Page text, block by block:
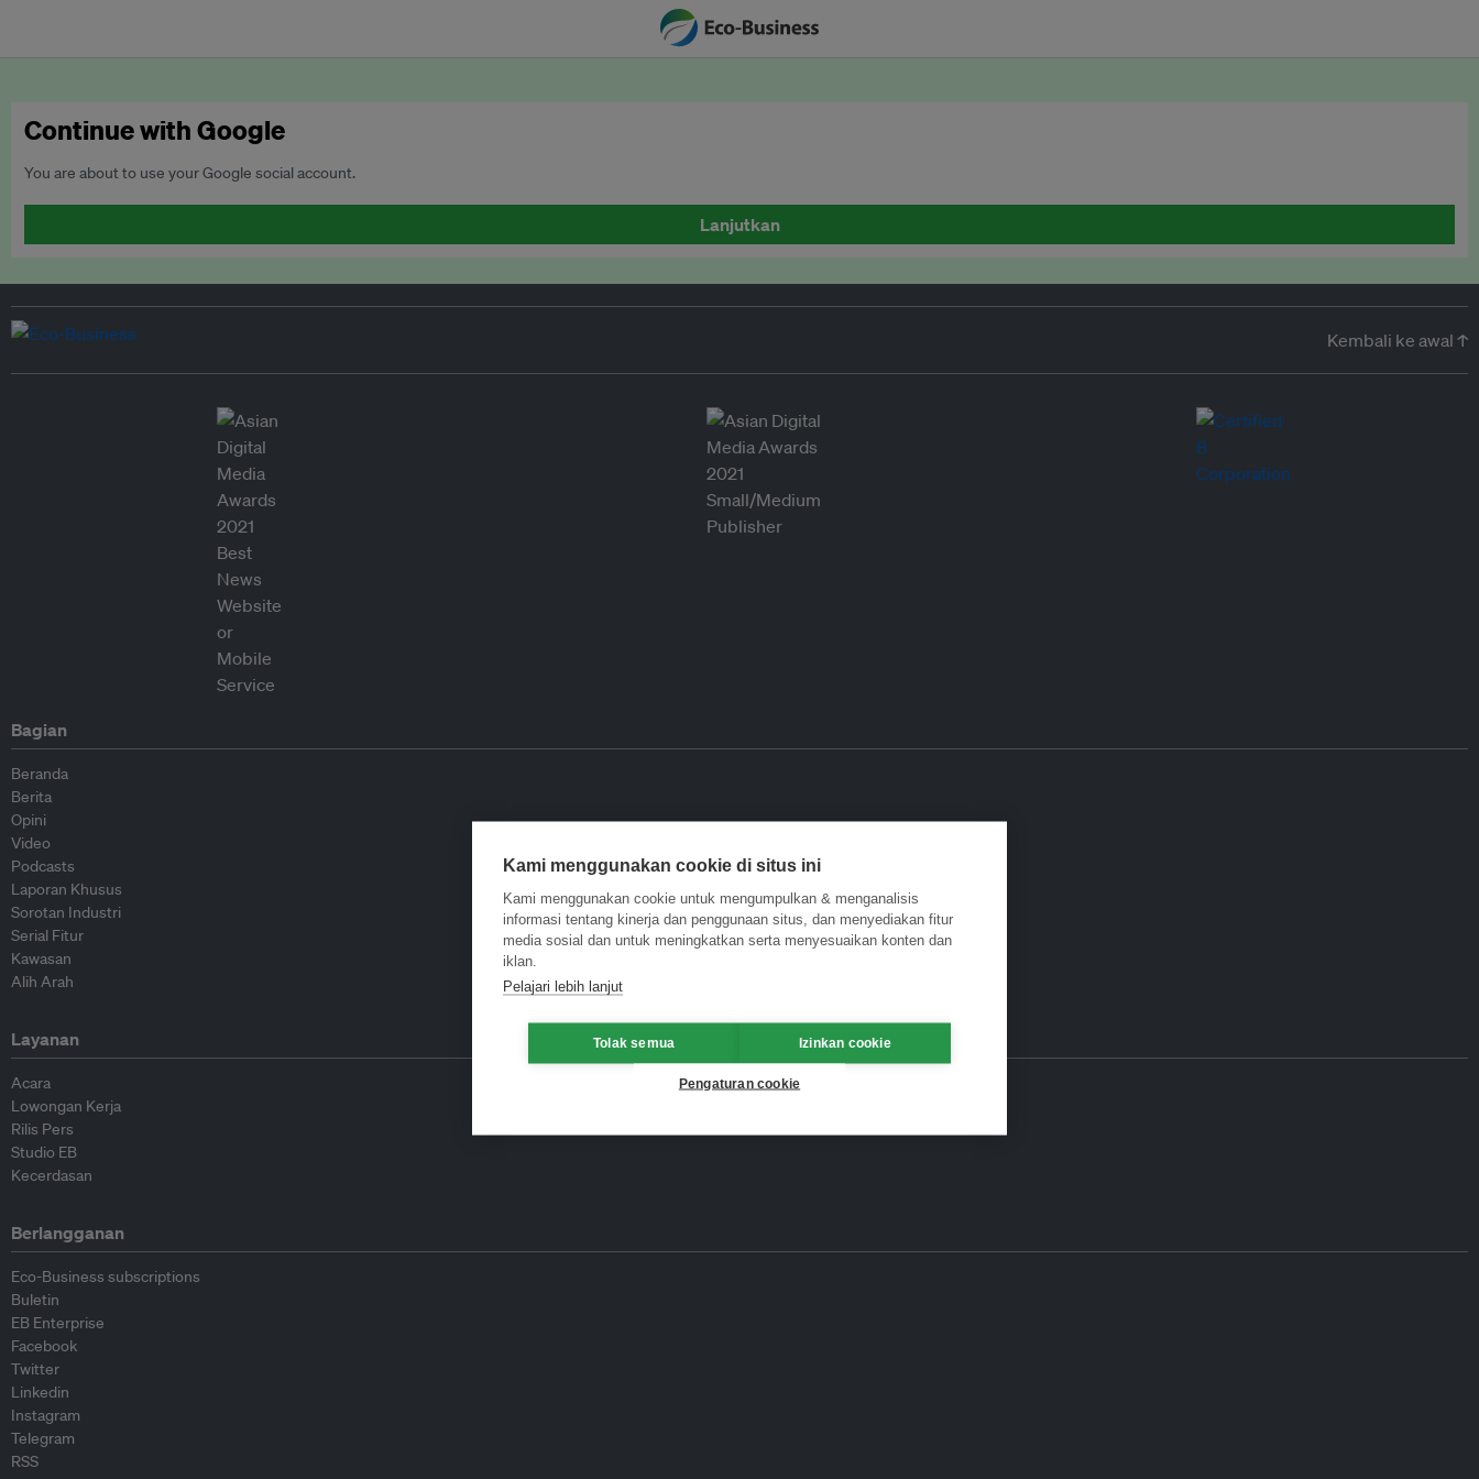
Continue with Google
You are about to use your Google social account.
Lanjutkan
Kembali ke awal ↑
Bagian
Beranda
Berita
Opini
Video
Podcasts
Laporan Khusus
Sorotan Industri
Serial Fitur
Kawasan
Alih Arah
Layanan
Acara
Lowongan Kerja
Rilis Pers
Studio EB
Kecerdasan
Berlangganan
Eco-Business subscriptions
Buletin
EB Enterprise
Facebook
Twitter
Linkedin
Instagram
Telegram
RSS
Kami menggunakan cookie di situs ini
Kami menggunakan cookie untuk mengumpulkan & menganalisis
informasi tentang kinerja dan penggunaan situs, dan menyediakan fitur
media sosial dan untuk meningkatkan serta menyesuaikan konten dan
iklan.
Pelajari lebih lanjut
Tolak semua Izinkan cookie
Pengaturan cookie